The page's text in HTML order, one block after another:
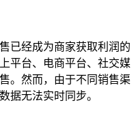
已经成为商家获取利润的
平台、电商平台、社交媒
。然而，由于不同销售渠
据无法实时同步。